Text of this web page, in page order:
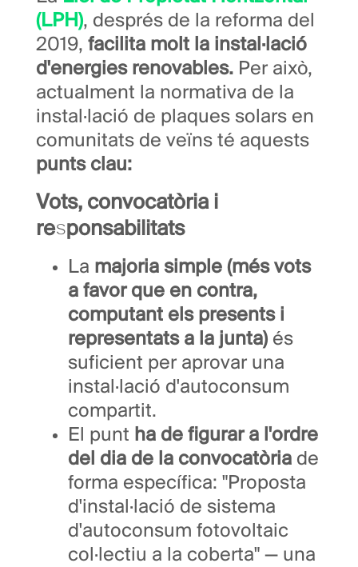
(LPH), després de la reforma del
2019, facilita molt la instal·lació
d'energies renovables. Per això,
actualment la normativa de la
instal·lació de plaques solars en
comunitats de veïns té aquests
punts clau:
Vots, convocatòria i
responsabilitats
La majoria simple (més vots
a favor que en contra,
computant els presents i
representats a la junta) és
suficient per aprovar una
instal·lació d'autoconsum
compartit.
El punt ha de figurar a l'ordre
del dia de la convocatòria de
forma específica: "Proposta
d'instal·lació de sistema
d'autoconsum fotovoltaic
col·lectiu a la coberta" — una